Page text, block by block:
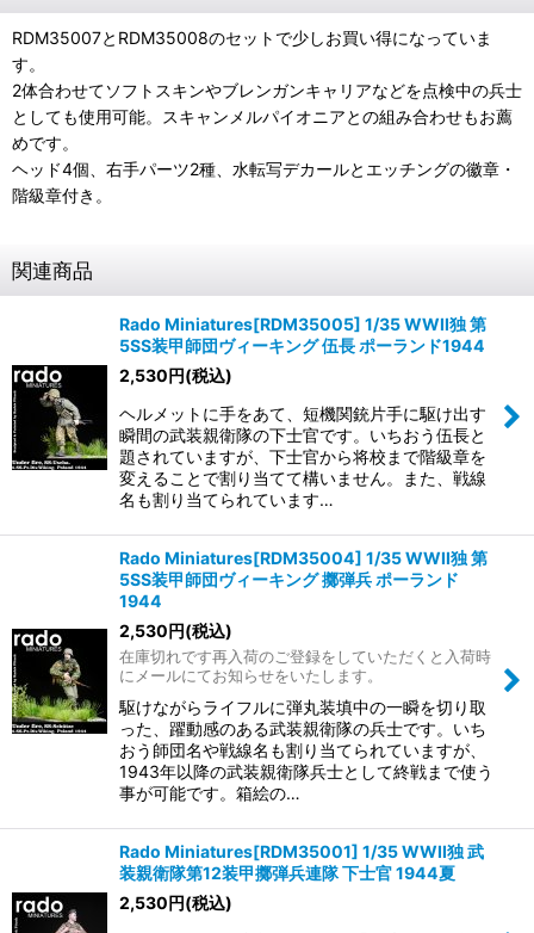
RDM35007とRDM35008のセットで少しお買い得になっていま
す。
2体合わせてソフトスキンやブレンガンキャリアなどを点検中の兵士
としても使用可能。スキャンメルパイオニアとの組み合わせもお薦
めです。
ヘッド4個、右手パーツ2種、水転写デカールとエッチングの徽章・
階級章付き。
関連商品
Rado Miniatures[RDM35005] 1/35 WWII独 第
5SS装甲師団ヴィーキング 伍長 ポーランド1944
2,530円(税込)
ヘルメットに手をあて、短機関銃片手に駆け出す
瞬間の武装親衛隊の下士官です。いちおう伍長と
題されていますが、下士官から将校まで階級章を
変えることで割り当てて構いません。また、戦線
名も割り当てられています…
Rado Miniatures[RDM35004] 1/35 WWII独 第
5SS装甲師団ヴィーキング 擲弾兵 ポーランド
1944
2,530円(税込)
在庫切れです再入荷のご登録をしていただくと入荷時
にメールにてお知らせをいたします。
駆けながらライフルに弾丸装填中の一瞬を切り取
った、躍動感のある武装親衛隊の兵士です。いち
おう師団名や戦線名も割り当てられていますが、
1943年以降の武装親衛隊兵士として終戦まで使う
事が可能です。箱絵の…
Rado Miniatures[RDM35001] 1/35 WWII独 武
装親衛隊第12装甲擲弾兵連隊 下士官 1944夏
2,530円(税込)